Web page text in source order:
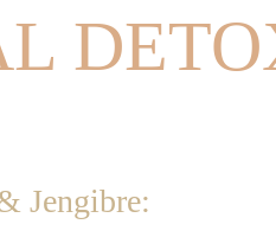
Jengibre: